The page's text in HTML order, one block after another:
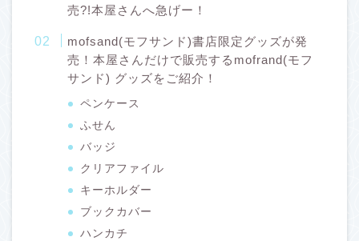
売?!本屋さんへ急げー！
mofsand(モフサンド)書店限定グッズが発
売！本屋さんだけで販売するmofrand(モフ
サンド) グッズをご紹介！
ペンケース
ふせん
バッジ
クリアファイル
キーホルダー
ブックカバー
ハンカチ